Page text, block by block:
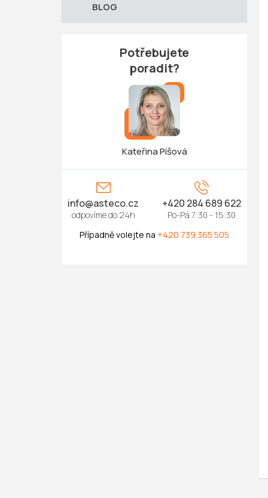
BLOG
Potřebujete
poradit?
Kateřina Píšová
info@asteco.cz +420 284 689 622
Případně volejte na +420 739 365 505